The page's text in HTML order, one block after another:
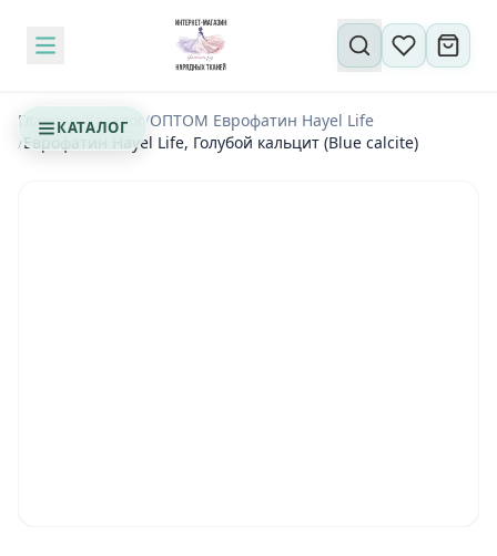
КАТАЛОГ
Поиск по сайту
Главная/Каталог/ОПТОМ Еврофатин Hayel Life
/Еврофатин Hayel Life, Голубой кальцит (Blue calcite)